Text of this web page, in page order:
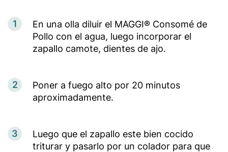
1
En una olla diluir el MAGGI® Consomé de
Pollo con el agua, luego incorporar el
zapallo camote, dientes de ajo.
2
Poner a fuego alto por 20 minutos
aproximadamente.
3
Luego que el zapallo este bien cocido
triturar y pasarlo por un colador para que